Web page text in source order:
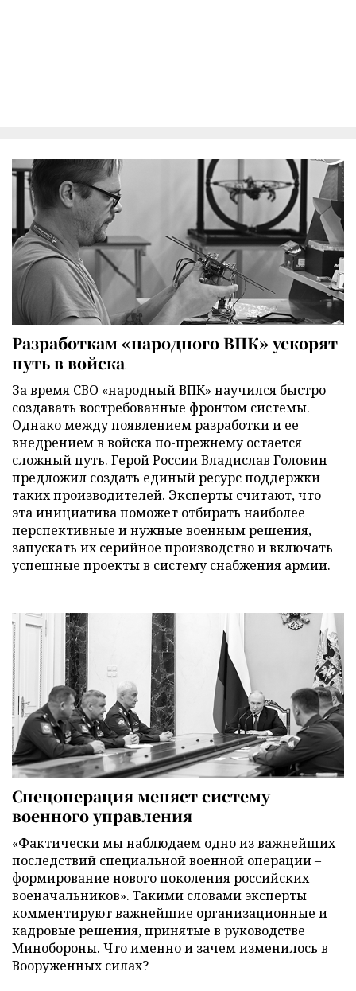
Разработкам «народного ВПК» ускорят
путь в войска
За время СВО «народный ВПК» научился быстро
создавать востребованные фронтом системы.
Однако между появлением разработки и ее
внедрением в войска по-прежнему остается
сложный путь. Герой России Владислав Головин
предложил создать единый ресурс поддержки
таких производителей. Эксперты считают, что
эта инициатива поможет отбирать наиболее
перспективные и нужные военным решения,
запускать их серийное производство и включать
успешные проекты в систему снабжения армии.
Спецоперация меняет систему
военного управления
«Фактически мы наблюдаем одно из важнейших
последствий специальной военной операции –
формирование нового поколения российских
военачальников». Такими словами эксперты
комментируют важнейшие организационные и
кадровые решения, принятые в руководстве
Минобороны. Что именно и зачем изменилось в
Вооруженных силах?